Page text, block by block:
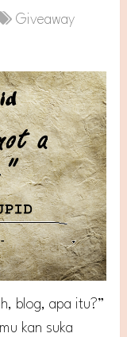
Giveaway
blog, apa itu?”
kan suka